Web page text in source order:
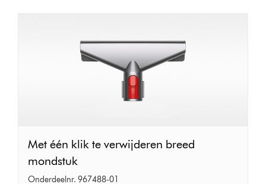
Met
één
klik
Met één klik te verwijderen breed
mondstuk
Onderdeelnr. 967488-01